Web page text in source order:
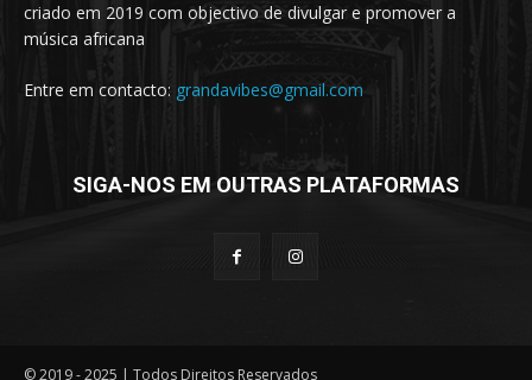
criado em 2019 com objectivo de divulgar e promover a
música africana
Entre em contacto: grandavibes@gmail.com
SIGA-NOS EM OUTRAS PLATAFORMAS
© 2019 - 2025 | Todos Direitos Reservados